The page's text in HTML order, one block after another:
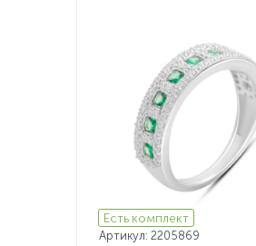
Есть комплект
Артикул: 2205869